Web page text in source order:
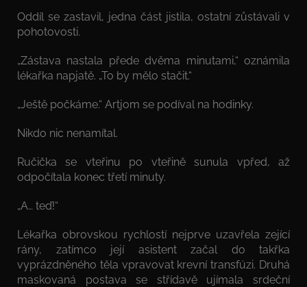
Oddíl se zastavil, jedna část jistila, ostatní zůstávali v
pohotovosti.
„Zástava nastala přede dvěma minutami,“ oznámila
lékařka napjatě. „To by mělo stačit.“
„Ještě počkáme.“ Artjom se podíval na hodinky.
Nikdo nic nenamítal.
Ručička se vteřinu po vteřině sunula vpřed, až
odpočítala konec třetí minuty.
„A… teď!“
Lékařka obrovskou rychlostí nejprve uzavřela zející
rány, zatímco její asistent začal do takřka
vyprázdněného těla vpravovat krevní transfúzi. Druhá
maskovaná postava se střídavě ujímala srdeční